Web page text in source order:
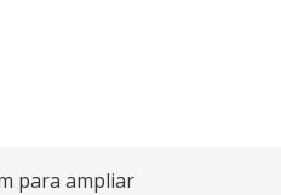
para ampliar